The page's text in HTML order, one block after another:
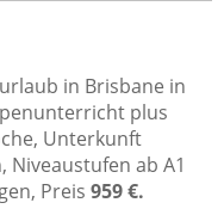
in Brisbane in
plus
Unterkunft
ab A1
Preis 959 €.